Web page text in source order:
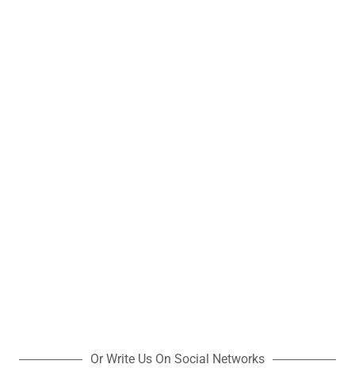
Or Write Us On Social Networks